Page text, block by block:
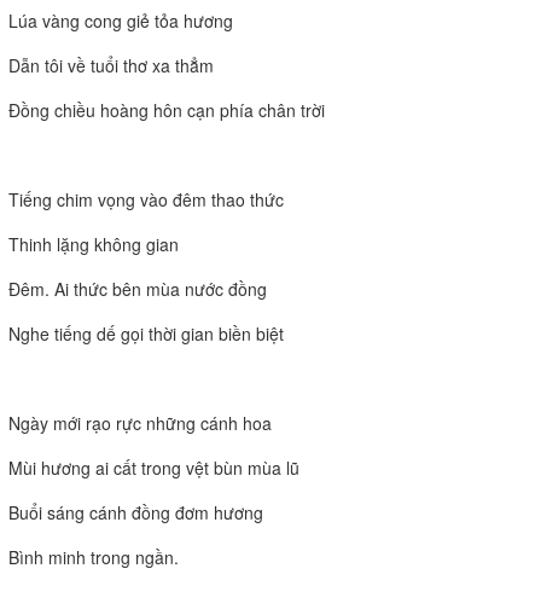
Lúa vàng cong giẻ tỏa hương
Dẫn tôi về tuổi thơ xa thẳm
Đồng chiều hoàng hôn cạn phía chân trời
Tiếng chim vọng vào đêm thao thức
Thinh lặng không gian
Đêm. Ai thức bên mùa nước đồng
Nghe tiếng dế gọi thời gian biền biệt
Ngày mới rạo rực những cánh hoa
Mùi hương ai cất trong vệt bùn mùa lũ
Buổi sáng cánh đồng đơm hương
Bình minh trong ngần.